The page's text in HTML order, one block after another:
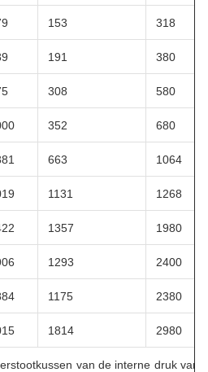
153 318
191 380
308 580
352 680
663 1064
1131 1268
1357 1980
1293 2400
1175 2380
1814 2980
van de interne druk van